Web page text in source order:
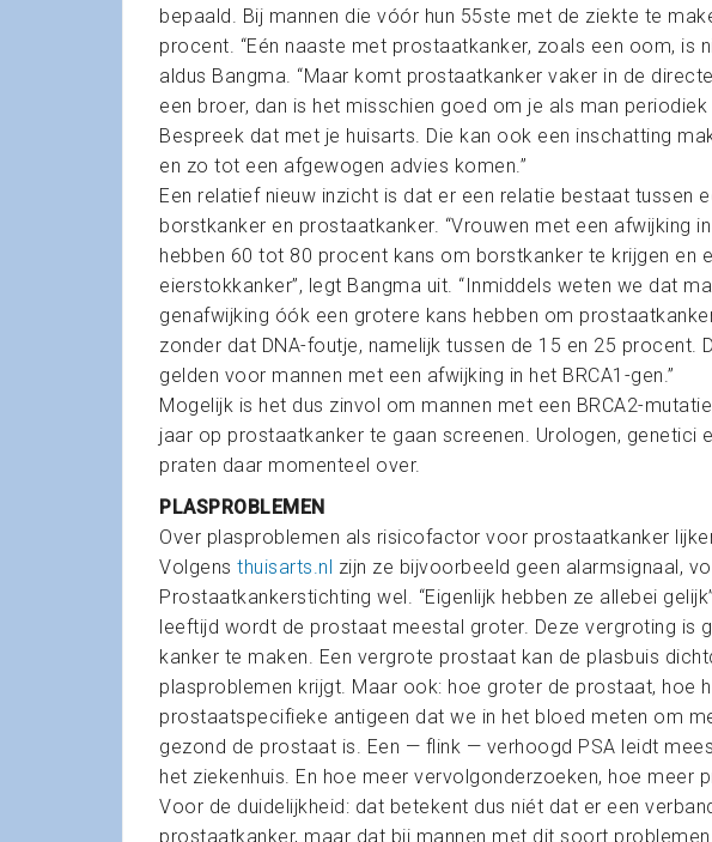
bepaald. Bij mannen die vóór hun 55ste met de ziekte te
procent. “Eén naaste met prostaatkanker, zoals een oom, is
aldus Bangma. “Maar komt prostaatkanker vaker in de
een broer, dan is het misschien goed om je als man
Bespreek dat met je huisarts. Die kan ook een inschatting
en zo tot een afgewogen advies komen.”
Een relatief nieuw inzicht is dat er een relatie bestaat tussen
borstkanker en prostaatkanker. “Vrouwen met een afwijking
hebben 60 tot 80 procent kans om borstkanker te krijgen en
eierstokkanker”, legt Bangma uit. “Inmiddels weten we dat
genafwijking óók een grotere kans hebben om
zonder dat DNA-foutje, namelijk tussen de 15 en 25 procent.
gelden voor mannen met een afwijking in het BRCA1-gen.”
Mogelijk is het dus zinvol om mannen met een BRCA2-
jaar op prostaatkanker te gaan screenen. Urologen, genetici
praten daar momenteel over.
PLASPROBLEMEN
Over plasproblemen als risicofactor voor prostaatkanker
Volgens thuisarts.nl zijn ze bijvoorbeeld geen alarmsignaal,
Prostaatkankerstichting wel. “Eigenlijk hebben ze allebei
leeftijd wordt de prostaat meestal groter. Deze vergroting is
kanker te maken. Een vergrote prostaat kan de plasbuis
plasproblemen krijgt. Maar ook: hoe groter de prostaat, hoe
prostaatspecifieke antigeen dat we in het bloed meten om
gezond de prostaat is. Een — flink — verhoogd PSA leidt
het ziekenhuis. En hoe meer vervolgonderzoeken, hoe meer
Voor de duidelijkheid: dat betekent dus niét dat er een
prostaatkanker, maar dat bij mannen met dit soort